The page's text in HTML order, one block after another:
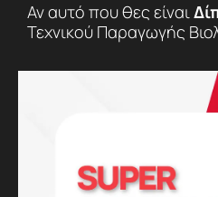
Αν αυτό που θες είναι
Τεχνικού Παραγωγής